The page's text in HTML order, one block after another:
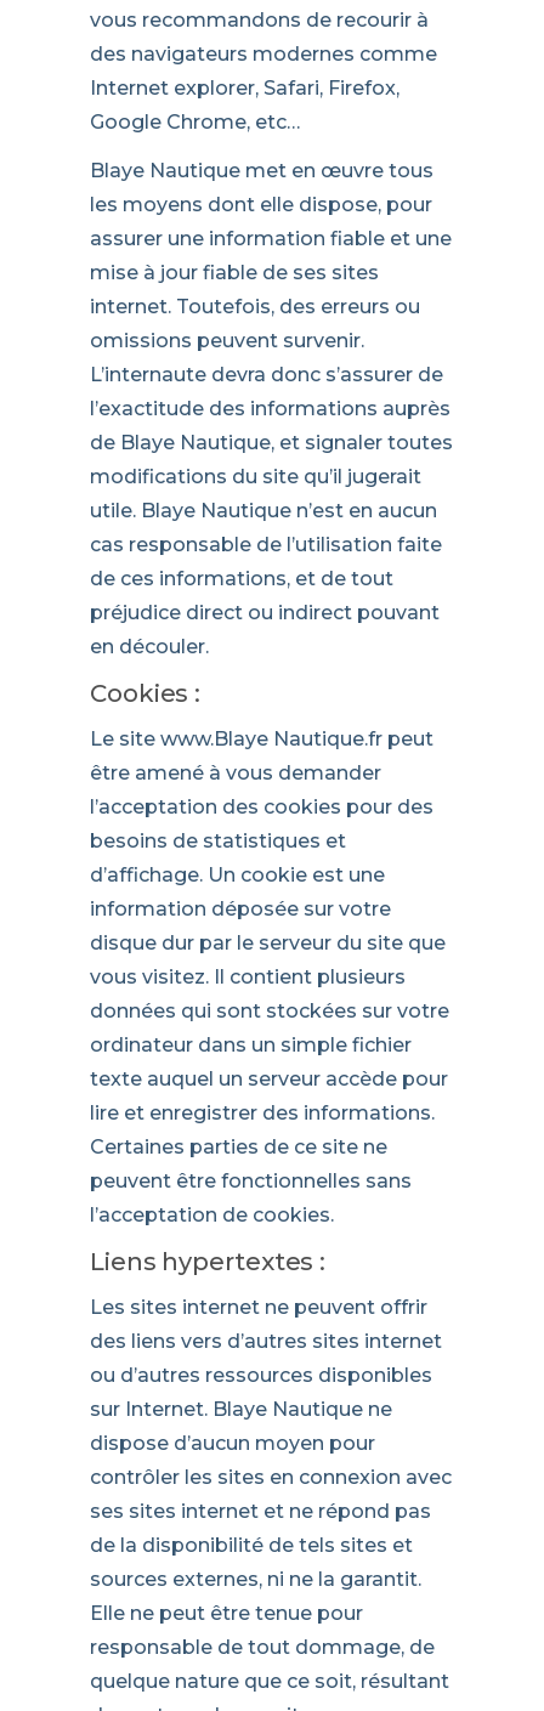
vous recommandons de recourir à
des navigateurs modernes comme
Internet explorer, Safari, Firefox,
Google Chrome, etc…
Blaye Nautique met en œuvre tous
les moyens dont elle dispose, pour
assurer une information fiable et une
mise à jour fiable de ses sites
internet. Toutefois, des erreurs ou
omissions peuvent survenir.
L’internaute devra donc s’assurer de
l’exactitude des informations auprès
de Blaye Nautique, et signaler toutes
modifications du site qu’il jugerait
utile. Blaye Nautique n’est en aucun
cas responsable de l’utilisation faite
de ces informations, et de tout
préjudice direct ou indirect pouvant
en découler.
Cookies :
Le site www.Blaye Nautique.fr peut
être amené à vous demander
l’acceptation des cookies pour des
besoins de statistiques et
d’affichage. Un cookie est une
information déposée sur votre
disque dur par le serveur du site que
vous visitez. Il contient plusieurs
données qui sont stockées sur votre
ordinateur dans un simple fichier
texte auquel un serveur accède pour
lire et enregistrer des informations.
Certaines parties de ce site ne
peuvent être fonctionnelles sans
l’acceptation de cookies.
Liens hypertextes :
Les sites internet ne peuvent offrir
des liens vers d’autres sites internet
ou d’autres ressources disponibles
sur Internet. Blaye Nautique ne
dispose d’aucun moyen pour
contrôler les sites en connexion avec
ses sites internet et ne répond pas
de la disponibilité de tels sites et
sources externes, ni ne la garantit.
Elle ne peut être tenue pour
responsable de tout dommage, de
quelque nature que ce soit, résultant